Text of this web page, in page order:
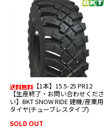
【1本】15.5-25 PR12
【生産終了・お問い合わせくださ
い】BKT SNOW RIDE 建機/産業用
タイヤ(チューブレスタイプ)
SOLD OUT